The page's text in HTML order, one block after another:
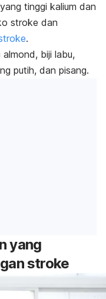
tinggi kalium dan
stroke dan
.
biji labu,
putih, dan pisang.
yang
stroke